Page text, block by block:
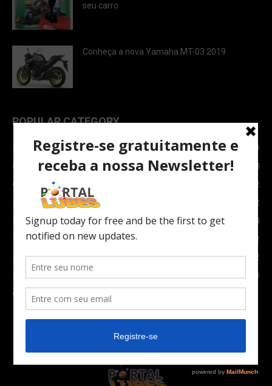
seu carro
Conheça a nova Yamaha MT-03 2019
POPULAR CATEGORY
TOPNEWS
7089
Carro e Moto
3764
Carro
2082
Notícias
1852
Indústria
1024
Moto
972
Economia
672
Newsletter
630
Carros Verdes e Novas tecnologias automotivas